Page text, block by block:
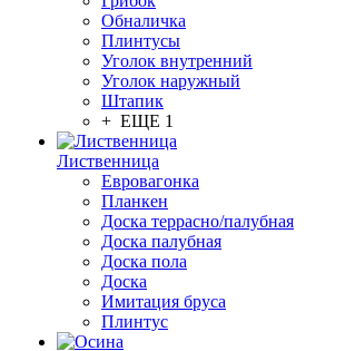
Обналичка
Плинтусы
Уголок внутренний
Уголок наружный
Штапик
+ ЕЩЕ 1
Лиственница
Евровагонка
Планкен
Доска террасно/палубная
Доска палубная
Доска пола
Доска
Имитация бруса
Плинтус